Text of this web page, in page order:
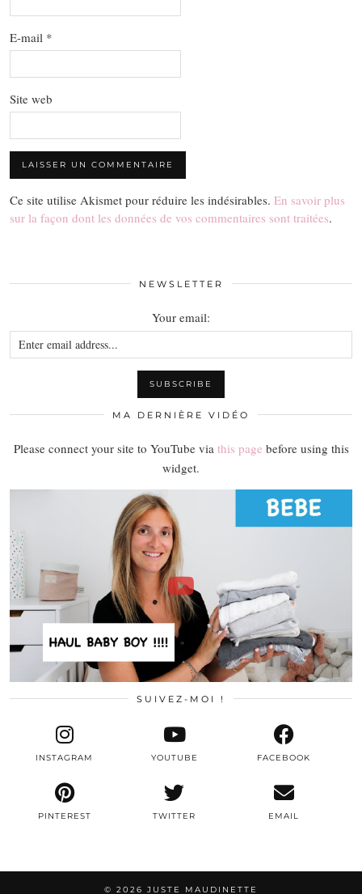
E-mail *
Site web
Ce site utilise Akismet pour réduire les indésirables. En savoir plus
sur la façon dont les données de vos commentaires sont traitées.
NEWSLETTER
Your email:
MA DERNIÈRE VIDÉO
Please connect your site to YouTube via this page before using this
widget.
SUIVEZ-MOI !
TWITTER
INSTAGRAM FACEBOOK
PINTEREST
YOUTUBE
EMAIL
© 2026 JUSTE MAUDINETTE